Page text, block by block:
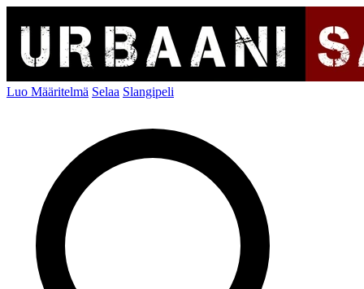
Luo Määritelmä Selaa Slangipeli